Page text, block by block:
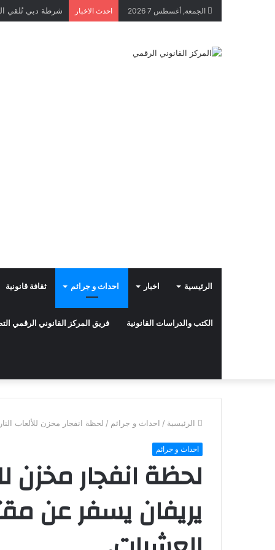
الجمعة, أغسطس 7 2026 احدث الاخبار
الرئيسية اخبار احداث و جرائم ثقافة قانونية
الكتب والدراسات القانونية فريق المركز القانوني الرقمي
الرئيسية / احداث و جرائم / لحظة انفجار مخزن للألعاب
احداث و جرائم
لحظة انفجار مخزن
يريفان يسفر عن